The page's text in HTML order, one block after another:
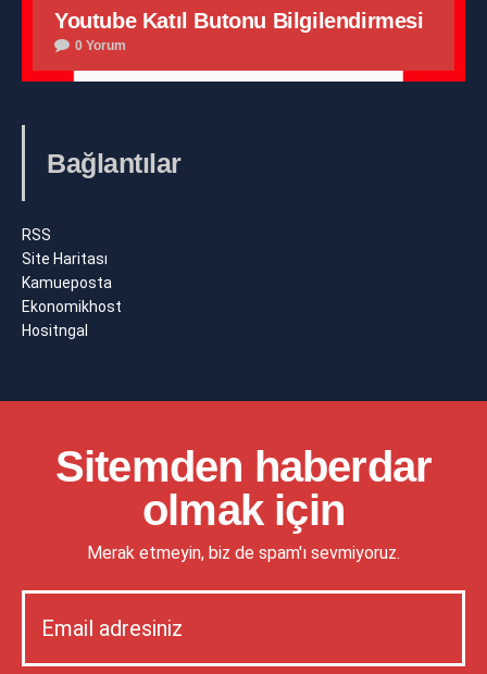
Youtube Katıl Butonu Bilgilendirmesi
0 Yorum
Bağlantılar
RSS
Site Haritası
Kamueposta
Ekonomikhost
Hositngal
Sitemden haberdar
olmak için
Merak etmeyin, biz de spam'ı sevmiyoruz.